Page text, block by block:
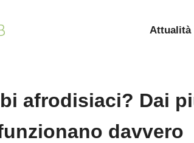
Attualità
afrodisiaci? Dai
davvero